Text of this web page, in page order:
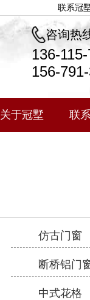
联系冠
咨询热
136-
156-
关于冠墅 联
仿古门窗
断桥铝门
中式花格